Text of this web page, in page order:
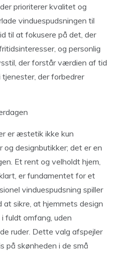
prioriterer kvalitet og
vinduespudsningen til
til at fokusere på det, der
og personlig
der forstår værdien af tid
der forbedrer
er æstetik ikke kun
og designbutikker; det er en
Et rent og velholdt hjem,
er fundamentet for et
vinduespudsning spiller
sikre, at hjemmets design
fuldt omfang, uden
ruder. Dette valg afspejler
på skønheden i de små